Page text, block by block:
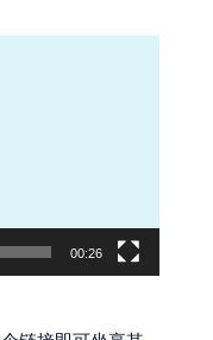
00:26